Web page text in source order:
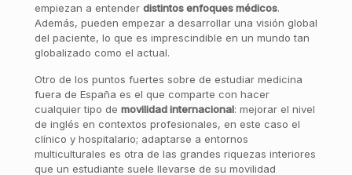
empiezan a entender distintos enfoques médicos.
Además, pueden empezar a desarrollar una visión global
del paciente, lo que es imprescindible en un mundo tan
globalizado como el actual.
Otro de los puntos fuertes sobre de estudiar medicina
fuera de España es el que comparte con hacer
cualquier tipo de movilidad internacional: mejorar el nivel
de inglés en contextos profesionales, en este caso el
clínico y hospitalario; adaptarse a entornos
multiculturales es otra de las grandes riquezas interiores
que un estudiante suele llevarse de su movilidad